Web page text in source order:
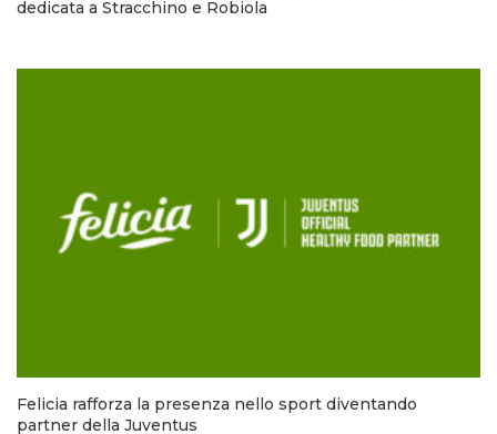
dedicata a Stracchino e Robiola
Felicia rafforza la presenza nello sport diventando
partner della Juventus